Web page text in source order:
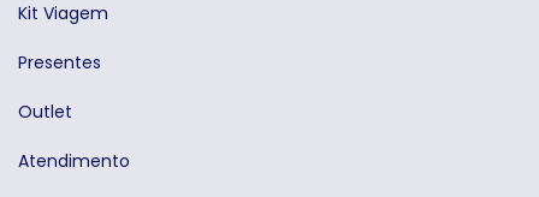
Kit Viagem
Presentes
Outlet
Atendimento